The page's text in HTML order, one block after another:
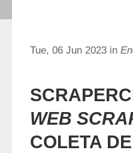
Tue, 06 Jun 2023 in
WEB
COLETA